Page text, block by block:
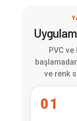
PVC
ve renk
01